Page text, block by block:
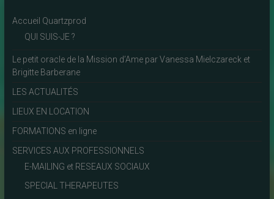
Accueil Quartzprod
QUI SUIS-JE ?
Le petit oracle de la Mission d’Ame par Vanessa Mielczareck et
Brigitte Barberane
LES ACTUALITÉS
LIEUX EN LOCATION
FORMATIONS en ligne
SERVICES AUX PROFESSIONNELS
E-MAILING et RESEAUX SOCIAUX
SPECIAL THERAPEUTES